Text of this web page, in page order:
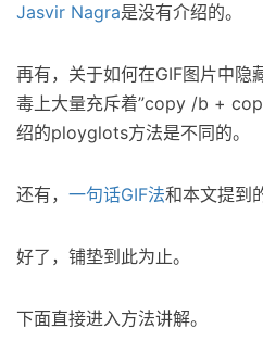
Jasvir Nagra是没有介绍的。
再有，关于如何在GIF图片中隐
毒上大量充斥着”copy /b +
绍的ployglots方法是不同的。
还有， 一句话GIF法和本文提到
好了，铺垫到此为止。
下面直接进入方法讲解。